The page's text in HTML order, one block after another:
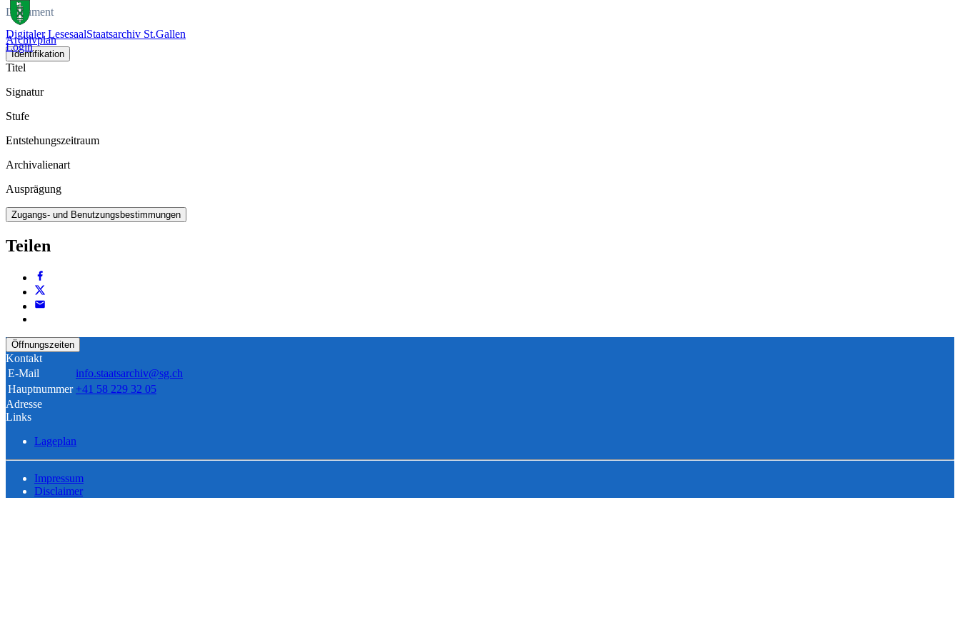
Digitaler LesesaalStaatsarchiv St.Gallen
Login
Dokument
Archivplan
Identifikation
Titel
Signatur
Stufe
Entstehungszeitraum
Archivalienart
Ausprägung
Zugangs- und Benutzungsbestimmungen
Teilen
Öffnungszeiten
Kontakt
E-Mail
info.staatsarchiv@sg.ch
Hauptnummer +41 58 229 32 05
Adresse
Links
Lageplan
Impressum
Disclaimer